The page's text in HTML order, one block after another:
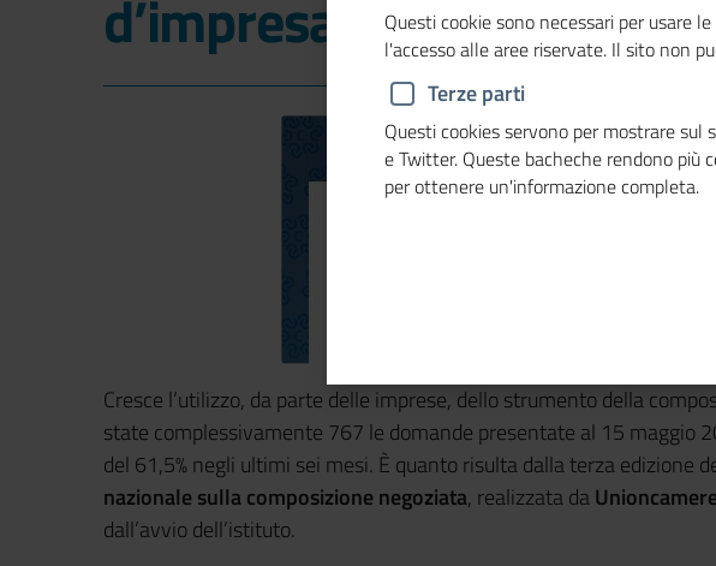
d’impresa
Cresce l’utilizzo, da parte delle imprese, dello strumento della
state complessivamente 767 le domande presentate al 15 maggio
del 61,5% negli ultimi sei mesi. È quanto risulta dalla terza edizione
nazionale sulla composizione negoziata, realizzata da
dall’avvio dell’istituto.
Questi cookie sono necessari per usare
l'accesso alle aree riservate. Il sito non
Terze parti
Questi cookies servono per mostrare sul
e Twitter. Queste bacheche rendono
per ottenere un'informazione completa.